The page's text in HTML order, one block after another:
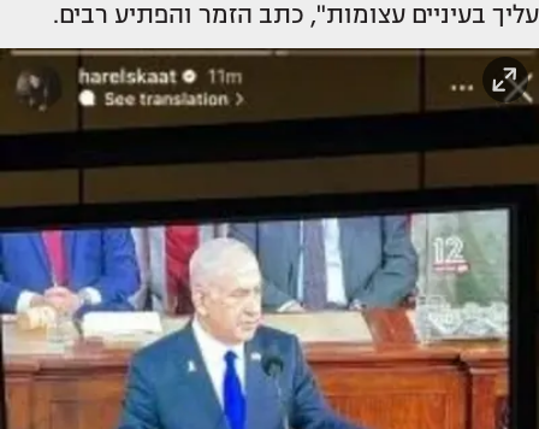
עליך בעיניים עצומות", כתב הזמר והפתיע רבים.